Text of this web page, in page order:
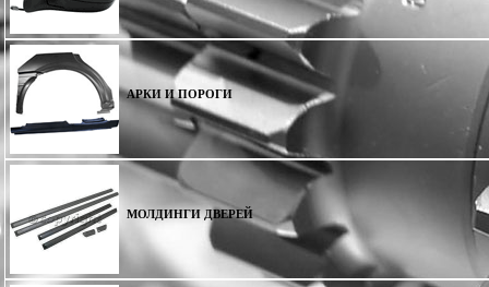
АРКИ И ПОРОГИ
МОЛДИНГИ ДВЕРЕЙ